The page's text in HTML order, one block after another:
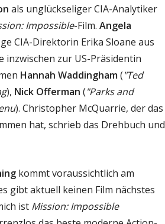
als unglückseliger CIA-Analytiker
Impossible-Film. Angela
CIA-Direktorin Erika Sloane aus
inzwischen zur US-Präsidentin
Hannah Waddingham("Ted
), Nick Offerman ("Parks and
). Christopher McQuarrie, der das
hat, schrieb das Drehbuch und
kommt voraussichtlich am
gibt aktuell keinen Film nächstes
ist Mission: Impossible